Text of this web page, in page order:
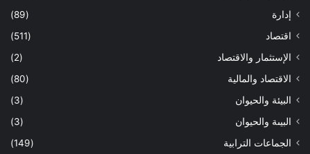
إدارة
(89)
اقتصاد
(511)
الإستثمار والاقتصاد
(2)
الاقتصاد والمالية
(80)
البيئة والحيوان
(3)
البيىة والحيوان
(3)
الجماعات الترابية
(149)